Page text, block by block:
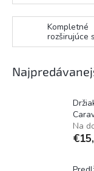
Kompletné
rozširujúce
Na